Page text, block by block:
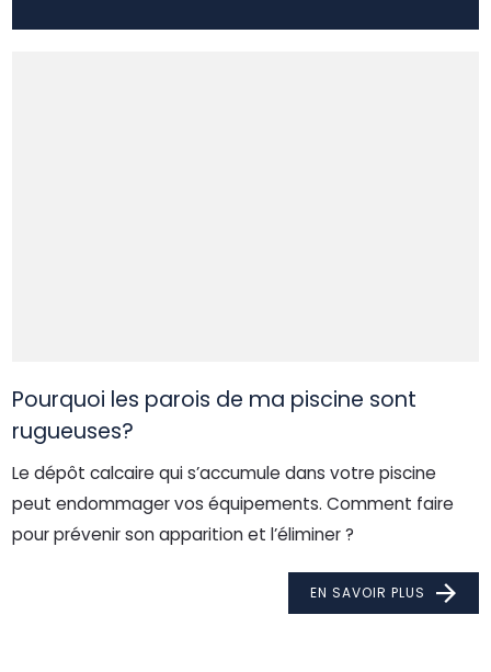
Pourquoi les parois de ma piscine sont
rugueuses?
Le dépôt calcaire qui s’accumule dans votre piscine
peut endommager vos équipements. Comment faire
pour prévenir son apparition et l’éliminer ?
EN SAVOIR PLUS